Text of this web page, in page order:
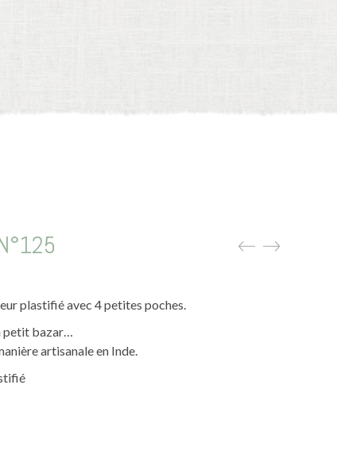
plastifié avec 4 petites poches.
petit bazar…
artisanale en Inde.